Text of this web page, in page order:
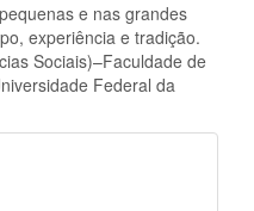
e nas grandes
experiência e tradição.
Sociais)–Faculdade de
Federal da